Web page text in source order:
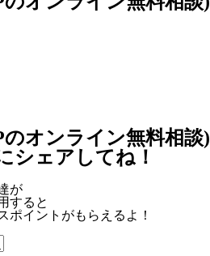
オンライン無料相談)
シェアしてね！
が
すると
ポイント がもらえるよ！